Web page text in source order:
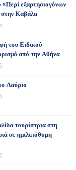
εξαρτησιογόνων
στην Καβάλα
του Ειδικού
από την Αθήνα
Λαύριο
τουρίστρια στη
σε ημιλιπόθυμη